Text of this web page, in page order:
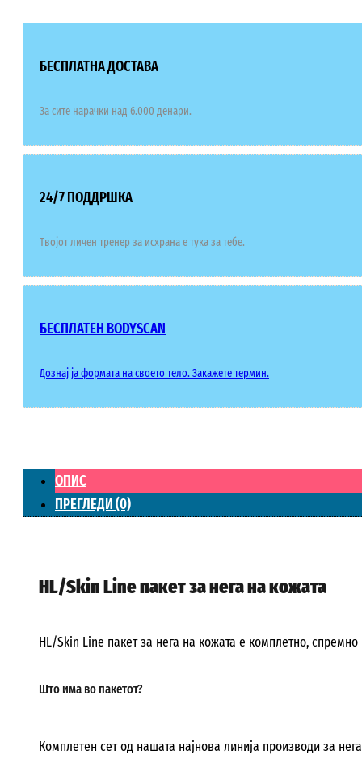
БЕСПЛАТНА ДОСТАВА
За сите нарачки над 6.000 денари.
24/7 ПОДДРШКА
Твојот личен тренер за исхрана е тука за тебе.
БЕСПЛАТЕН BODYSCAN
Дознај ја формата на своето тело. Закажете термин.
ОПИС
ПРЕГЛЕДИ (0)
HL/Skin Line пакет за нега на кожата
HL/Skin Line пакет за нега на кожата е комплетно,
Што има во пакетот?
Комплетен сет од нашата најнова линија производи за